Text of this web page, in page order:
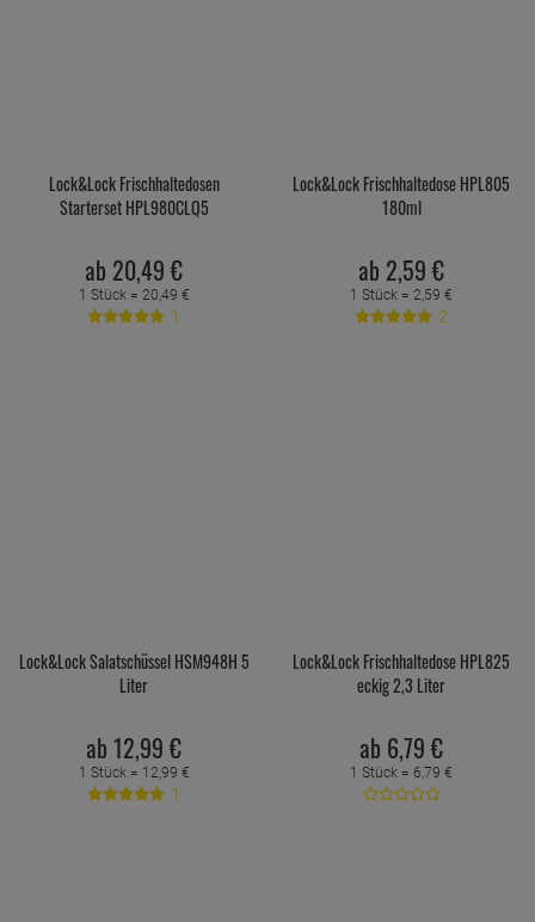
Lock&Lock Frischhaltedosen
Starterset HPL980CLQ5
ab 20,49 €
1 Stück = 20,49 €
1
Lock&Lock Frischhaltedose HPL805
180ml
ab 2,59 €
1 Stück = 2,59 €
2
Lock&Lock Salatschüssel HSM948H 5
Liter
ab 12,99 €
1 Stück = 12,99 €
1
Lock&Lock Frischhaltedose HPL825
eckig 2,3 Liter
ab 6,79 €
1 Stück = 6,79 €